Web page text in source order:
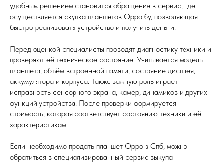
удобным решением становится обращение в сервис, где
осуществляется скупка планшетов Oppo бу, позволяющая
быстро реализовать устройство и получить деньги.
Перед оценкой специалисты проводят диагностику техники и
проверяют её техническое состояние. Учитывается модель
планшета, объём встроенной памяти, состояние дисплея,
аккумулятора и корпуса. Также важную роль играет
исправность сенсорного экрана, камер, динамиков и других
функций устройства. После проверки формируется
стоимость, которая соответствует состоянию техники и её
характеристикам.
Если необходимо продать планшет Oppo в Спб, можно
обратиться в специализированный сервис выкупа